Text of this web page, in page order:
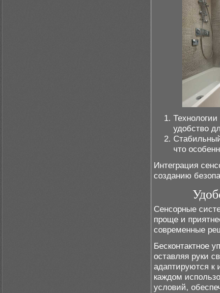
удобство
что
Интеграция
созданию
Сенсорные
проще и
современные
Бесконтактное
оставляя руки
адаптируются к
каждом
условий,